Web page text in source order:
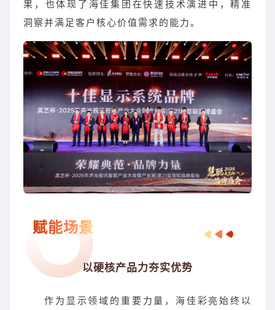
果，也体现了海佳集团在快速技术演进中，精准
洞察并满足客户核心价值需求的能力。
赋能场景
以硬核产品力夯实优势
作为显示领域的重要力量，海佳彩亮始终以